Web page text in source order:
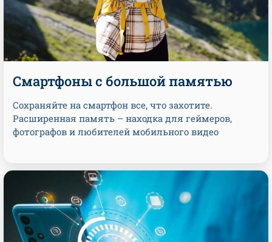
Смартфоны с большой памятью
Сохраняйте на смартфон все, что захотите.
Расширенная память – находка для геймеров,
фотографов и любителей мобильного видео